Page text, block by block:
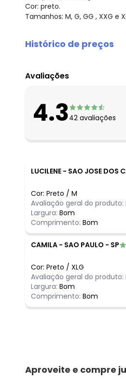
Cor: preto.
Tamanhos: M, G, GG , XXG e
Histórico de preços
agosto/2026
maio/2026
abril/2026
fevereiro/2026
Avaliações
4.342 avaliações
LUCILENE - SAO JOSE DOS
Cor: Preto / M
Avaliação geral do produto:
Largura: Bom
Comprimento: Bom
CAMILA - SAO PAULO - SP
Cor: Preto / XLG
Avaliação geral do produto:
Largura: Bom
Comprimento: Bom
Aproveite e compre